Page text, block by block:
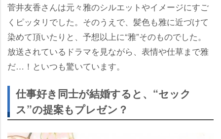
菅井友香さんは元々雅のシルエットやイメージにすご
くピッタリでした。そのうえで、髪色も雅に近づけて
染めて頂いたりと、予想以上に“雅”そのものでした。
放送されているドラマを見ながら、表情や仕草まで雅
だ…！といつも驚いています。
仕事好き同士が結婚すると、“セック
ス”の提案もプレゼン？